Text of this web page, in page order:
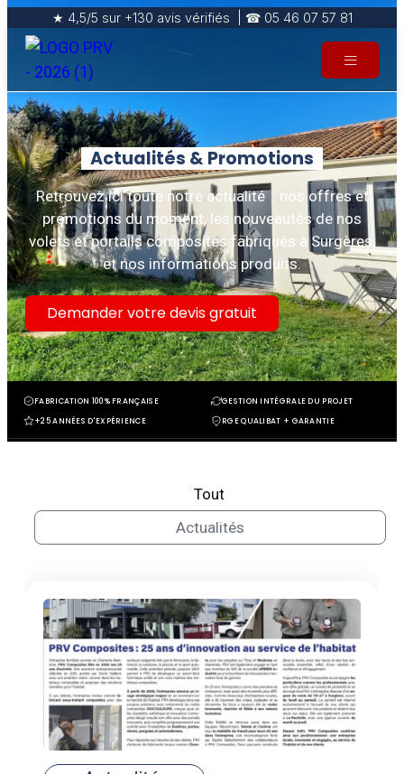
★ 4,5/5 sur +130 avis vérifiés | ☎ 05 46 07 57 81
Actualités & Promotions
Retrouvez ici toute notre actualité : nos offres et
promotions du moment, les nouveautés de nos
volets et portails composites fabriqués à Surgères,
et nos informations produits.
Demander votre devis gratuit
FABRICATION 100% FRANÇAISE
GESTION INTÉGRALE DU PROJET
+25 ANNÉES D'EXPÉRIENCE
RGE QUALIBAT + GARANTIE
Actualités
Tout